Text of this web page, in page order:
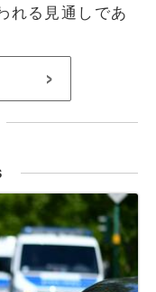
れる見通しであ
>